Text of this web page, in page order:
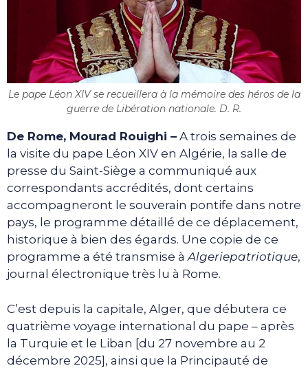
Le pape Léon XIV se recueillera à la mémoire des héros de la
guerre de Libération nationale. D. R.
De Rome, Mourad Rouighi – A trois semaines de
la visite du pape Léon XIV en Algérie, la salle de
presse du Saint-Siège a communiqué aux
correspondants accrédités, dont certains
accompagneront le souverain pontife dans notre
pays, le programme détaillé de ce déplacement,
historique à bien des égards. Une copie de ce
programme a été transmise àAlgeriepatriotique,
journal électronique très lu à Rome.
C’est depuis la capitale, Alger, que débutera ce
quatrième voyage international du pape – après
la Turquie et le Liban [du 27 novembre au 2
décembre 2025], ainsi que la Principauté de